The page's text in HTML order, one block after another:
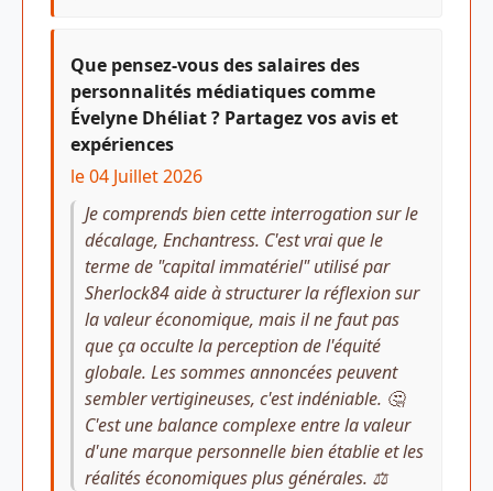
Que pensez-vous des salaires des
personnalités médiatiques comme
Évelyne Dhéliat ? Partagez vos avis et
expériences
le 04 Juillet 2026
Je comprends bien cette interrogation sur le
décalage, Enchantress. C'est vrai que le
terme de "capital immatériel" utilisé par
Sherlock84 aide à structurer la réflexion sur
la valeur économique, mais il ne faut pas
que ça occulte la perception de l'équité
globale. Les sommes annoncées peuvent
sembler vertigineuses, c'est indéniable. 🤔
C'est une balance complexe entre la valeur
d'une marque personnelle bien établie et les
réalités économiques plus générales. ⚖️